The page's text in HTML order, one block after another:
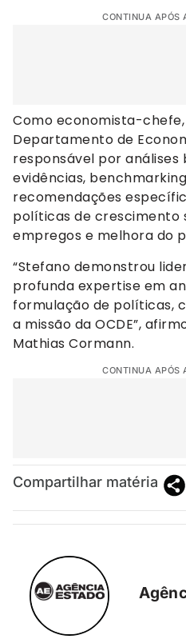
CONTINUA APÓS
Como economista-
Departamento de
responsável por análises
evidências,
recomendações
políticas de crescimento
empregos e melhora do
“Stefano demonstrou
profunda expertise em
formulação de políticas,
a missão da OCDE”,
Mathias Cormann.
CONTINUA APÓS
Compartilhar matéria